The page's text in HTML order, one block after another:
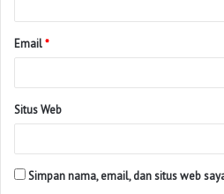
Email*
Situs Web
Simpan nama, email, dan situs web